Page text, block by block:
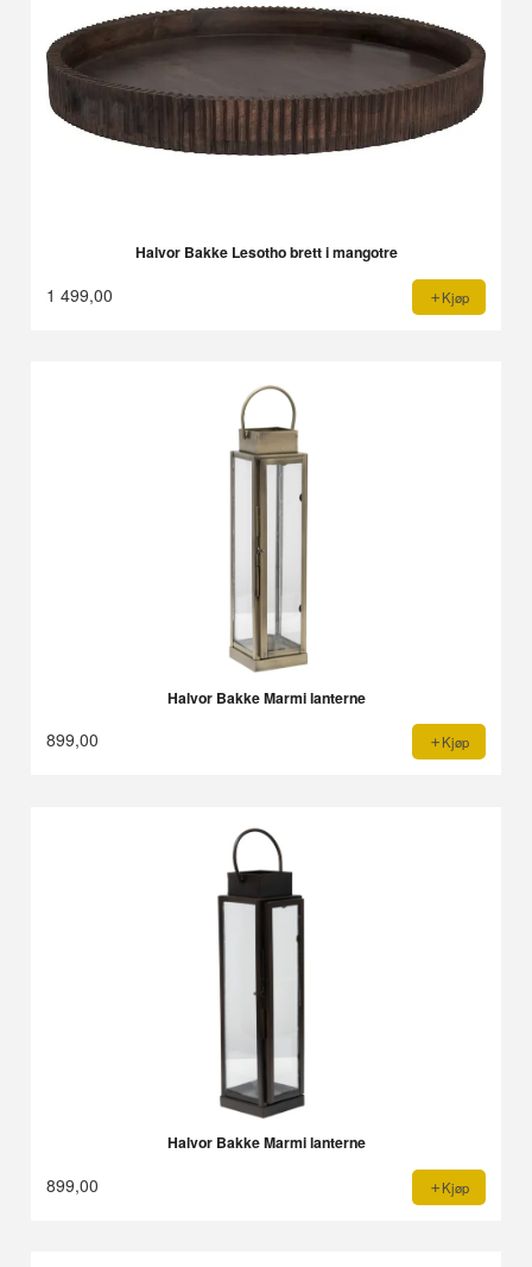
Halvor Bakke Lesotho brett i mangotre
1 499,00 Kjøp
Halvor Bakke Marmi lanterne
899,00 Kjøp
Halvor Bakke Marmi lanterne
899,00 Kjøp